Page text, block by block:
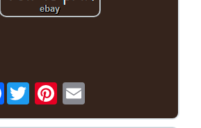
Facebook